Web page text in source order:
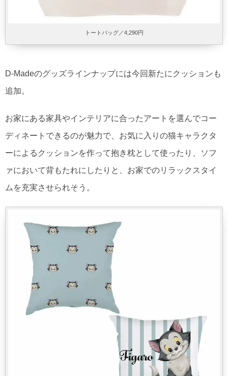
トートバッグ／4,290円
D-Madeのグッズラインナップには今回新たにクッションも
追加。
お家にある家具やインテリアに合ったアートを選んでコー
ディネートできるのが魅力で、お気に入りの猫キャラクタ
ーによるクッションを作って抱き枕として使ったり、ソフ
ァにおいて背もたれにしたりと、お家でのリラックスタイ
ムを充実させられそう。